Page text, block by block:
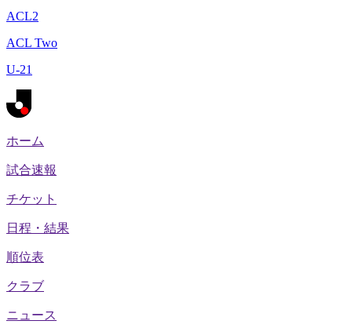
ACL2
ACL Two
U-21
ホーム
試合速報
チケット
日程・結果
順位表
クラブ
ニュース